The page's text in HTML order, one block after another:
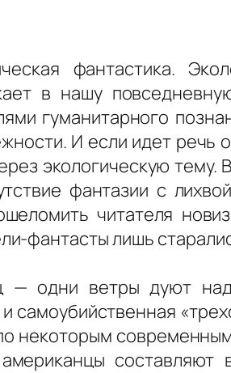
фантастика.
в нашу
гумaнитaрного
И если идет речь
экологическую тему.
фантазии с
читателя
фантасты лишь
— одни ветры дуют
некоторым
составляют